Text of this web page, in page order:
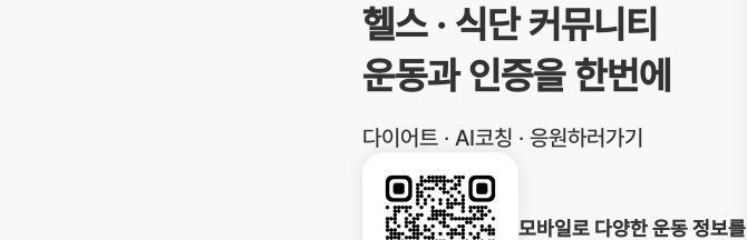
헬스 · 식단 커뮤니티
운동과 인증을 한번에
다이어트 · AI코칭 · 응원하러가기
모바일로 다양한 운동 정보를